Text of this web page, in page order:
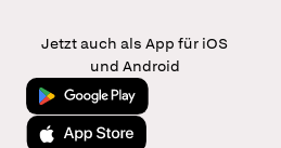
Jetzt auch als App für iOS
und Android
Jetzt bei Google Play
Laden im App Store